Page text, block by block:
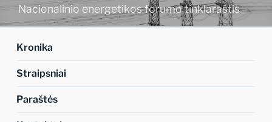
Nacionalinio energetikos forumo tinklaraštis
Kronika
Straipsniai
Paraštės